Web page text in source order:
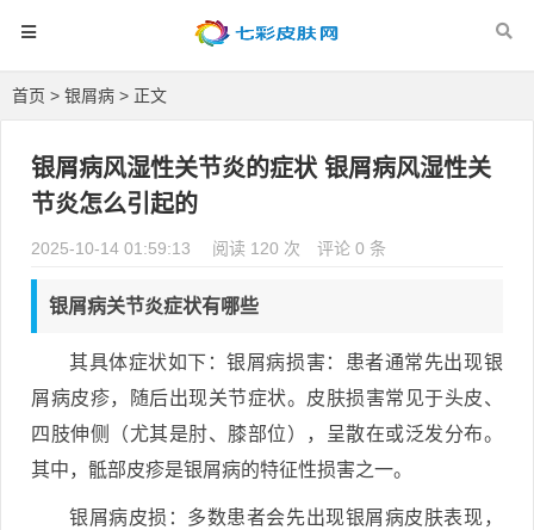
首页 > 银屑病 > 正文
银屑病风湿性关节炎的症状 银屑病风湿性关
节炎怎么引起的
2025-10-14 01:59:13 阅读 120 次 评论 0 条
银屑病关节炎症状有哪些
其具体症状如下：银屑病损害：患者通常先出现银
屑病皮疹，随后出现关节症状。皮肤损害常见于头皮、
四肢伸侧（尤其是肘、膝部位），呈散在或泛发分布。
其中，骶部皮疹是银屑病的特征性损害之一。
银屑病皮损：多数患者会先出现银屑病皮肤表现，